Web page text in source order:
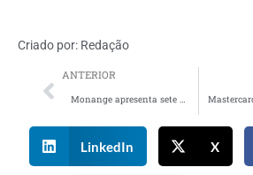
Criado por: Redação
ANTERIOR
Monange apresenta sete novas linhas de produtos capilares
LinkedIn X